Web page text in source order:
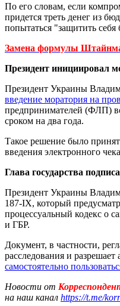
По его словам, если
придется треть денег из
попытаться "защитить себя
Замена формулы
Президент инициировал
Президент Украины
введение моратория на
предпринимателей (ФЛП)
сроком на два года.
Такое решение было
введения электронного
Глава государства
Президент Украины
187-IX, который
процессуальный кодекс о
и ГБР.
Документ, в частности,
расследования и
самостоятельно
Новости от
на наш канал https://t.me/